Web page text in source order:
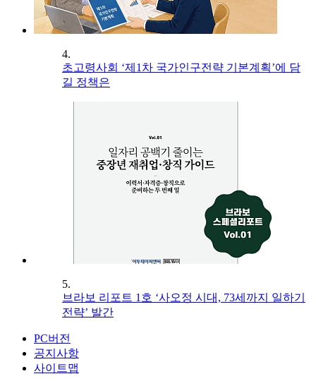
4.
초고령사회 ‘제1차 국가인구전략 기본계획’에 담
길 정책은
5.
브라보 리포트 1호 ‘사오정 시대, 73세까지 일하기
전략’ 발간
PC버전
공지사항
사이트맵